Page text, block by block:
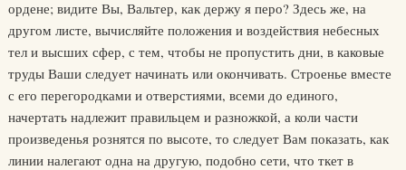
ордене; видите Вы, Вальтер, как держу я перо? Здесь же, на
другом листе, вычисляйте положения и воздействия небесных
тел и высших сфер, с тем, чтобы не пропустить дни, в каковые
труды Ваши следует начинать или окончивать. Строенье вместе
с его перегородками и отверстиями, всеми до единого,
начертать надлежит правильцем и разножкой, а коли части
произведенья рознятся по высоте, то следует Вам показать, как
линии налегают одна на другую, подобно сети, что ткет в